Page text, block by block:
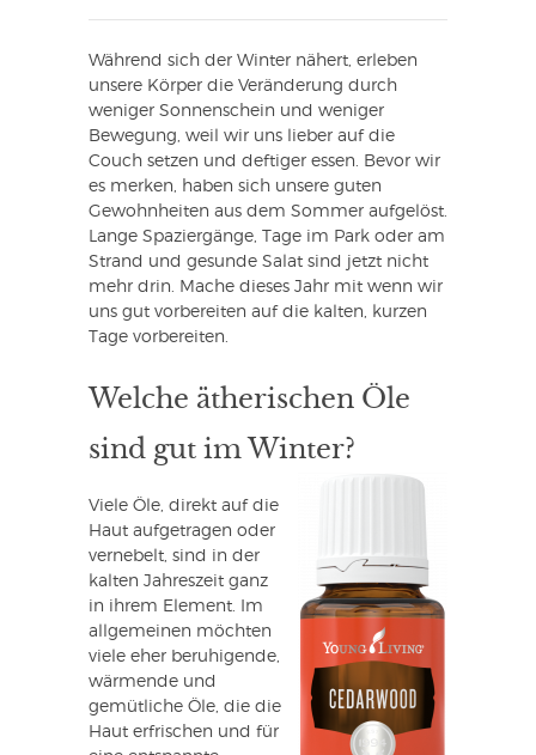
Während sich der Winter nähert, erleben
unsere Körper die Veränderung durch
weniger Sonnenschein und weniger
Bewegung, weil wir uns lieber auf die
Couch setzen und deftiger essen. Bevor wir
es merken, haben sich unsere guten
Gewohnheiten aus dem Sommer aufgelöst.
Lange Spaziergänge, Tage im Park oder am
Strand und gesunde Salat sind jetzt nicht
mehr drin. Mache dieses Jahr mit wenn wir
uns gut vorbereiten auf die kalten, kurzen
Tage vorbereiten.
Welche ätherischen Öle
sind gut im Winter?
Viele Öle, direkt auf die
Haut aufgetragen oder
vernebelt, sind in der
kalten Jahreszeit ganz
in ihrem Element. Im
allgemeinen möchten
viele eher beruhigende,
wärmende und
gemütliche Öle, die die
Haut erfrischen und für